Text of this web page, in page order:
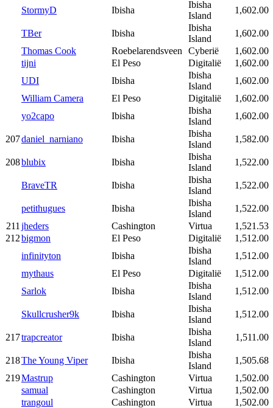
StormyD Ibisha
Ibisha
Island
1,602.00
TBer Ibisha
Ibisha
Island
1,602.00
Thomas Cook
Roebelarendsveen Cyberië
1,602.00
tijni
El Peso Digitalië
1,602.00
UDI
Ibisha
Ibisha
Island
1,602.00
William Camera
El Peso Digitalië
1,602.00
yo2capo
Ibisha
Ibisha
Island
1,602.00
207daniel_narniano Ibisha
Ibisha
Island
1,582.00
208blubix Ibisha
Ibisha
Island
1,522.00
BraveTR Ibisha
Ibisha
Island
1,522.00
petithugues Ibisha
Ibisha
Island
1,522.00
211 jheders Cashington Virtua
1,521.53
212bigmon El Peso Digitalië
1,512.00
infinityton
Ibisha
Ibisha
Island
1,512.00
mythaus
El Peso Digitalië
1,512.00
Sarlok
Ibisha
Ibisha
Island
1,512.00
Skullcrusher9k Ibisha
Ibisha
Island
1,512.00
217trapcreator Ibisha
Ibisha
Island
1,511.00
218The Young Viper Ibisha
Ibisha
Island
1,505.68
219Mastrup Cashington Virtua
1,502.00
samual
Cashington Virtua
1,502.00
trangoul
Cashington Virtua
1,502.00